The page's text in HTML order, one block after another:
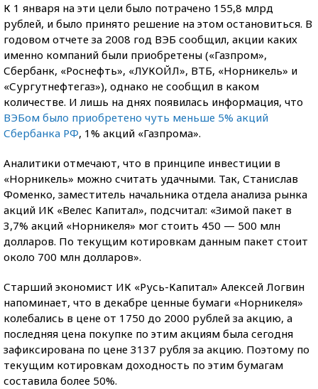
К 1 января на эти цели было потрачено 155,8 млрд
рублей, и было принято решение на этом остановиться. В
годовом отчете за 2008 год ВЭБ сообщил, акции каких
именно компаний были приобретены («Газпром»,
Сбербанк, «Роснефть», «ЛУКОЙЛ», ВТБ, «Норникель» и
«Сургутнефтегаз»), однако не сообщил в каком
количестве. И лишь на днях появилась информация, что
ВЭБом было приобретено чуть меньше 5% акций
Сбербанка РФ, 1% акций «Газпрома».
Аналитики отмечают, что в принципе инвестиции в
«Норникель» можно считать удачными. Так, Станислав
Фоменко, заместитель начальника отдела анализа рынка
акций ИК «Велес Капитал», подсчитал: «Зимой пакет в
3,7% акций «Норникеля» мог стоить 450 — 500 млн
долларов. По текущим котировкам данным пакет стоит
около 700 млн долларов».
Старший экономист ИК «Русь-Капитал» Алексей Логвин
напоминает, что в декабре ценные бумаги «Норникеля»
колебались в цене от 1750 до 2000 рублей за акцию, а
последняя цена покупке по этим акциям была сегодня
зафиксирована по цене 3137 рубля за акцию. Поэтому по
текущим котировкам доходность по этим бумагам
составила более 50%.